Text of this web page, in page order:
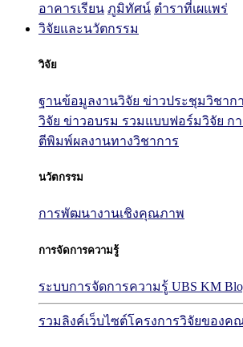
อาคารเรียน ภูมิทัศน์ ตำราที่เผแพร่
วิจัยและนวัตกรรม
วิจัย
ฐานข้อมูลงานวิจัย ข่าวประชุมวิชาก
วิจัย ข่าวอบรม รวมแบบฟอร์มวิจัย ก
ตีพิมพ์ผลงานทางวิชาการ
นวัตกรรม
การพัฒนางานเชิงคุณภาพ
การจัดการความรู้
ระบบการจัดการความรู้ UBS KM
รวมลิงค์เว็บไซต์โครงการวิจัยของค